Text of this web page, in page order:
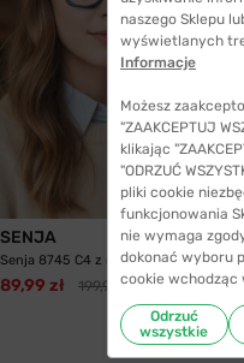
SENJA
Senja 8745 C4 z nakładką
89,99 zł 199,99 zł
naszego Sklepu
wyświetlanych
Informacje
Możesz
"ZAAKCEPTUJ
klikając
"ODRZUĆ
pliki cookie
funkcjonowania
nie wymaga
dokonać wyboru
cookie wchodząc
Odrzuć
wszystkie